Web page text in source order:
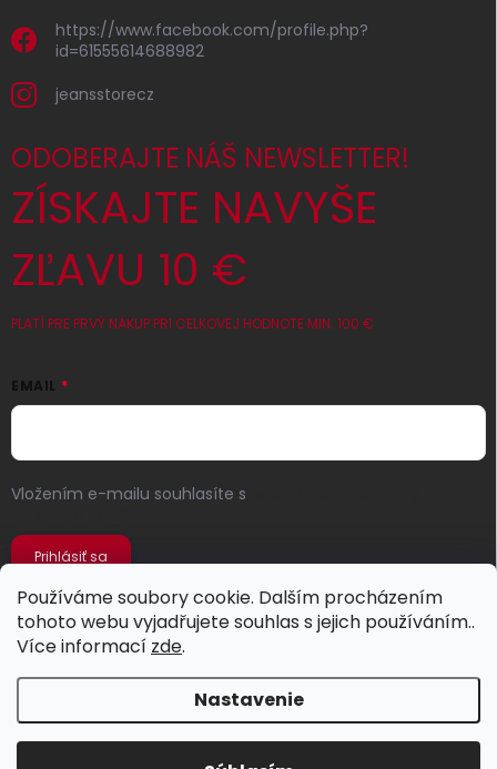
Používáme soubory cookie. Dalším procházením
tohoto webu vyjadřujete souhlas s jejich používáním..
Více informací zde.
Nastavenie
https://www.facebook.com/profile.php?
id=61555614688982
jeansstorecz
ODOBERAJTE NÁŠ NEWSLETTER!
ZÍSKAJTE NAVYŠE
ZĽAVU 10 €
PLATÍ PRE PRVÝ NÁKUP PRI CELKOVEJ HODNOTE MIN. 100 €
EMAIL
Vložením e-mailu souhlasíte s
Prihlásiť sa
Jeans Store . Všetky práva vyhradené.